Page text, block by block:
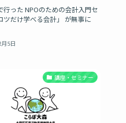
行った NPOのための会計入門セ
ツだけ学べる会計」 が無事に
5日
講座・セミナー